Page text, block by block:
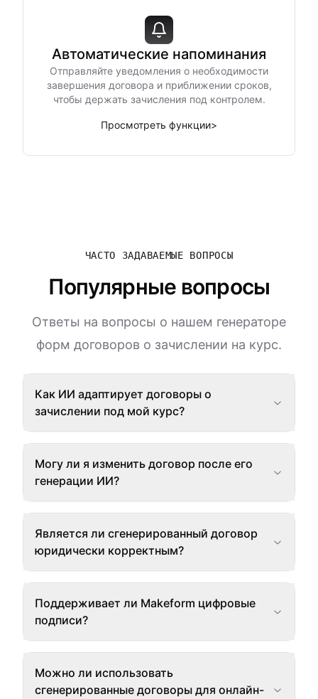
Автоматические напоминания
Отправляйте уведомления о необходимости
завершения договора и приближении сроков,
чтобы держать зачисления под контролем.
Просмотреть функции>
ЧАСТО ЗАДАВАЕМЫЕ ВОПРОСЫ
Популярные вопросы
Ответы на вопросы о нашем генераторе
форм договоров о зачислении на курс.
Как ИИ адаптирует договоры о
зачислении под мой курс?
Могу ли я изменить договор после его
генерации ИИ?
Является ли сгенерированный договор
юридически корректным?
Поддерживает ли Makeform цифровые
подписи?
Можно ли использовать
сгенерированные договоры для онлайн-